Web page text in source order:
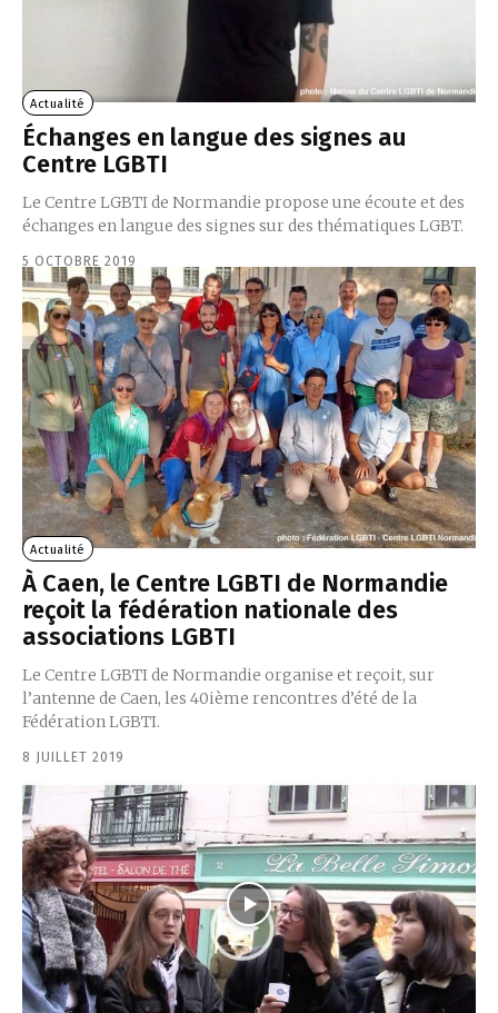
Actualité
Échanges en langue des signes au
Centre LGBTI
Le Centre LGBTI de Normandie propose une écoute et des
échanges en langue des signes sur des thématiques LGBT.
5 OCTOBRE 2019
Actualité
À Caen, le Centre LGBTI de Normandie
reçoit la fédération nationale des
associations LGBTI
Le Centre LGBTI de Normandie organise et reçoit, sur
l’antenne de Caen, les 40ième rencontres d’été de la
Fédération LGBTI.
8 JUILLET 2019